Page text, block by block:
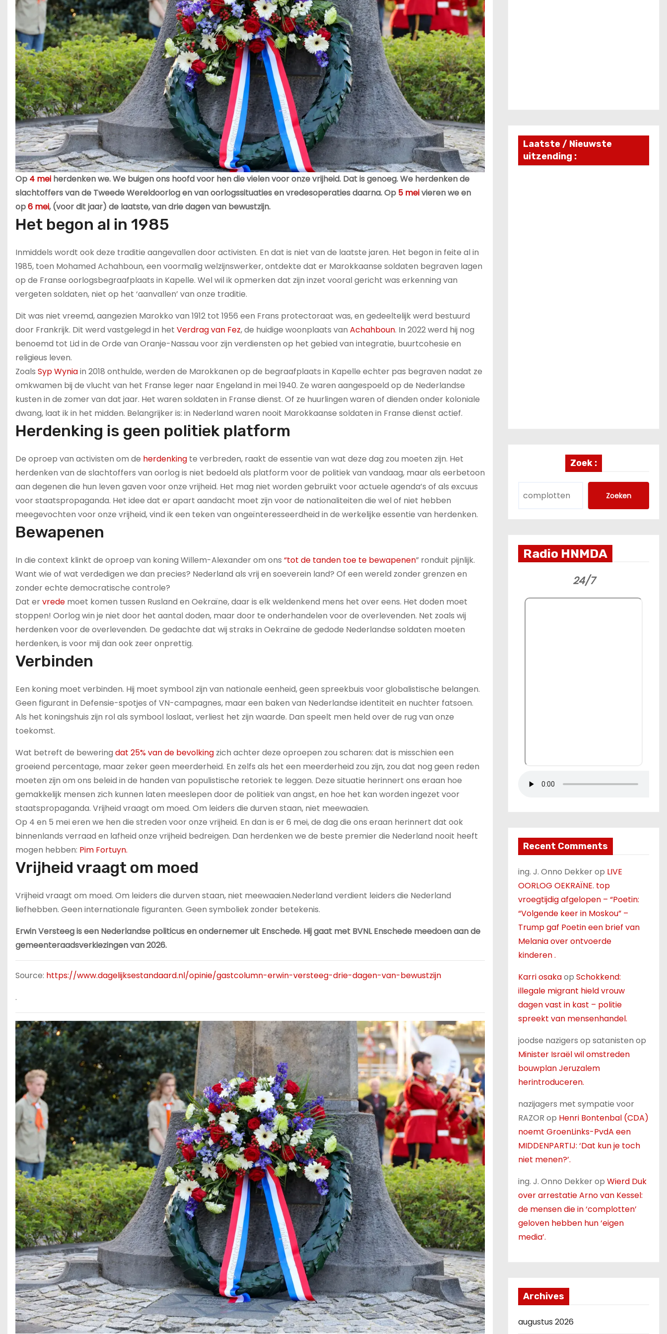
Op 4 mei herdenken we. We buigen ons hoofd voor hen die vielen voor onze vrijheid. Dat is genoeg. We herdenken de
slachtoffers van de Tweede Wereldoorlog en van oorlogssituaties en vredesoperaties daarna. Op 5 meivieren we en
op6 mei, (voor dit jaar) de laatste, van drie dagen van bewustzijn.
Het begon al in 1985
Inmiddels wordt ook deze traditie aangevallen door activisten. En dat is niet van de laatste jaren. Het begon in feite al in
1985, toen Mohamed Achahboun, een voormalig welzijnswerker, ontdekte dat er Marokkaanse soldaten begraven lagen
op de Franse oorlogsbegraafplaats in Kapelle. Wel wil ik opmerken dat zijn inzet vooral gericht was erkenning van
vergeten soldaten, niet op het ‘aanvallen’ van onze traditie.
Dit was niet vreemd, aangezien Marokko van 1912 tot 1956 een Frans protectoraat was, en gedeeltelijk werd bestuurd
door Frankrijk. Dit werd vastgelegd in het Verdrag van Fez, de huidige woonplaats van Achahboun. In 2022 werd hij nog
benoemd tot Lid in de Orde van Oranje-Nassau voor zijn verdiensten op het gebied van integratie, buurtcohesie en
religieus leven.
Zoals Syp Wyniain 2018 onthulde, werden de Marokkanen op de begraafplaats in Kapelle echter pas begraven nadat ze
omkwamen bij de vlucht van het Franse leger naar Engeland in mei 1940. Ze waren aangespoeld op de Nederlandse
kusten in de zomer van dat jaar. Het waren soldaten in Franse dienst. Of ze huurlingen waren of dienden onder koloniale
dwang, laat ik in het midden. Belangrijker is: in Nederland waren nooit Marokkaanse soldaten in Franse dienst actief.
Herdenking is geen politiek platform
De oproep van activisten om de herdenking te verbreden, raakt de essentie van wat deze dag zou moeten zijn. Het
herdenken van de slachtoffers van oorlog is niet bedoeld als platform voor de politiek van vandaag, maar als eerbetoon
aan degenen die hun leven gaven voor onze vrijheid. Het mag niet worden gebruikt voor actuele agenda’s of als excuus
voor staatspropaganda. Het idee dat er apart aandacht moet zijn voor de nationaliteiten die wel of niet hebben
meegevochten voor onze vrijheid, vind ik een teken van ongeïnteresseerdheid in de werkelijke essentie van herdenken.
Bewapenen
In die context klinkt de oproep van koning Willem-Alexander om ons “tot de tanden toe te bewapenen” ronduit pijnlijk.
Want wie of wat verdedigen we dan precies? Nederland als vrij en soeverein land? Of een wereld zonder grenzen en
zonder echte democratische controle?
Dat ervrede moet komen tussen Rusland en Oekraïne, daar is elk weldenkend mens het over eens. Het doden moet
stoppen! Oorlog win je niet door het aantal doden, maar door te onderhandelen voor de overlevenden. Net zoals wij
herdenken voor de overlevenden. De gedachte dat wij straks in Oekraïne de gedode Nederlandse soldaten moeten
herdenken, is voor mij dan ook zeer onprettig.
Verbinden
Een koning moet verbinden. Hij moet symbool zijn van nationale eenheid, geen spreekbuis voor globalistische belangen.
Geen figurant in Defensie-spotjes of VN-campagnes, maar een baken van Nederlandse identiteit en nuchter fatsoen.
Als het koningshuis zijn rol als symbool loslaat, verliest het zijn waarde. Dan speelt men held over de rug van onze
toekomst.
Wat betreft de bewering dat 25% van de bevolking zich achter deze oproepen zou scharen: dat is misschien een
groeiend percentage, maar zeker geen meerderheid. En zelfs als het een meerderheid zou zijn, zou dat nog geen reden
moeten zijn om ons beleid in de handen van populistische retoriek te leggen. Deze situatie herinnert ons eraan hoe
gemakkelijk mensen zich kunnen laten meeslepen door de politiek van angst, en hoe het kan worden ingezet voor
staatspropaganda. Vrijheid vraagt om moed. Om leiders die durven staan, niet meewaaien.
Op 4 en 5 mei eren we hen die streden voor onze vrijheid. En dan is er 6 mei, de dag die ons eraan herinnert dat ook
binnenlands verraad en lafheid onze vrijheid bedreigen. Dan herdenken we de beste premier die Nederland nooit heeft
mogen hebben: Pim Fortuyn.
Vrijheid vraagt om moed
Vrijheid vraagt om moed. Om leiders die durven staan, niet meewaaien.Nederland verdient leiders die Nederland
liefhebben. Geen internationale figuranten. Geen symboliek zonder betekenis.
Erwin Versteeg is een Nederlandse politicus en ondernemer uit Enschede. Hij gaat met BVNL Enschede meedoen aan de
gemeenteraadsverkiezingen van 2026.
Source: https://www.dagelijksestandaard.nl/opinie/gastcolumn-erwin-versteeg-drie-dagen-van-bewustzijn
.
Laatste / Nieuwste
uitzending :
Zoek :
Zoeken
Radio HNMDA
24/7
Recent Comments
ing. J. Onno Dekkerop LIVE
OORLOG OEKRAÏNE. top
vroegtijdig afgelopen – “Poetin:
“Volgende keer in Moskou” –
Trump gaf Poetin een brief van
Melania over ontvoerde
kinderen .
Karri osakaop Schokkend:
illegale migrant hield vrouw
dagen vast in kast – politie
spreekt van mensenhandel.
joodse nazigers op satanisten op
Minister Israël wil omstreden
bouwplan Jeruzalem
herintroduceren.
nazijagers met sympatie voor
RAZOR op Henri Bontenbal (CDA)
noemt GroenLinks-PvdA een
MIDDENPARTIJ: ‘Dat kun je toch
niet menen?’.
ing. J. Onno Dekkerop Wierd Duk
over arrestatie Arno van Kessel:
de mensen die in ‘complotten’
geloven hebben hun ‘eigen
media’.
Archives
augustus 2026